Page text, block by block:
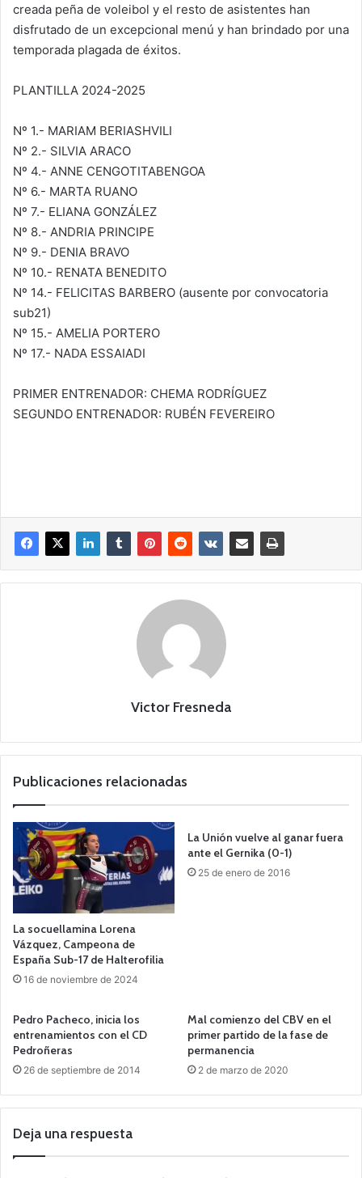
creada peña de voleibol y el resto de asistentes han
disfrutado de un excepcional menú y han brindado por una
temporada plagada de éxitos.
PLANTILLA 2024-2025
Nº 1.- MARIAM BERIASHVILI
Nº 2.- SILVIA ARACO
Nº 4.- ANNE CENGOTITABENGOA
Nº 6.- MARTA RUANO
Nº 7.- ELIANA GONZÁLEZ
Nº 8.- ANDRIA PRINCIPE
Nº 9.- DENIA BRAVO
Nº 10.- RENATA BENEDITO
Nº 14.- FELICITAS BARBERO (ausente por convocatoria
sub21)
Nº 15.- AMELIA PORTERO
Nº 17.- NADA ESSAIADI
PRIMER ENTRENADOR: CHEMA RODRÍGUEZ
SEGUNDO ENTRENADOR: RUBÉN FEVEREIRO
Victor Fresneda
Publicaciones relacionadas
La socuellamina Lorena
Vázquez, Campeona de
España Sub-17 de Halterofilia
16 de noviembre de 2024
La Unión vuelve al ganar fuera
ante el Gernika (0-1)
25 de enero de 2016
Pedro Pacheco, inicia los
entrenamientos con el CD
Pedroñeras
26 de septiembre de 2014
Mal comienzo del CBV en el
primer partido de la fase de
permanencia
2 de marzo de 2020
Deja una respuesta